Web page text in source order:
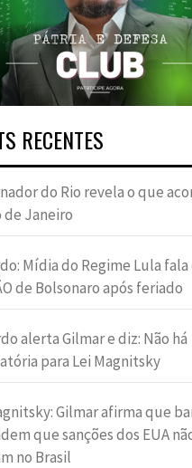
RECENTES
do Rio revela o que
de Janeiro
Mídia do Regime Lula fala
de Bolsonaro após feriado
alerta Gilmar e diz: Não há
para Lei Magnitsky
Gilmar afirma que
que sanções dos EUA
no Brasil